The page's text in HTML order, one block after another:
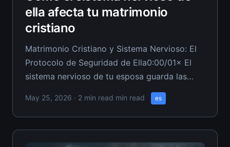
ella afecta tu matrimonio
cristiano
Matrimonio Cristiano y Sistema Nervioso: El
Protocolo de Seguridad de Ella0:00/01× El
sistema nervioso de tu esposa guarda las
llaves de la reconexión, y la mayoría de los
esposos cristianos están intentando forzar la
cerradura con un mazo. Cuando ella está
retraída, distante o poniéndote a prueba, su
May 25, 2026 · 2 min read min read es